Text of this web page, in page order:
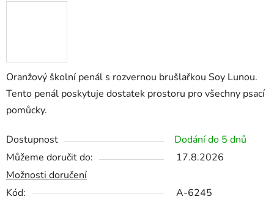
Oranžový školní penál s rozvernou brušlařkou Soy Lunou.
Tento penál poskytuje dostatek prostoru pro všechny psací
pomůcky.
Dostupnost
Dodání do 5 dnů
Můžeme doručit do:
17.8.2026
Možnosti doručení
Kód:
A-6245